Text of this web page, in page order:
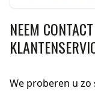
NEEM
We proberen u